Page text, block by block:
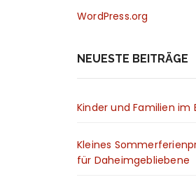
WordPress.org
NEUESTE BEITRÄGE
Kinder und Familien im
Kleines
für Daheimgebliebene